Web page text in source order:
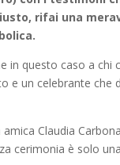
rifai una
in questo caso a chi
e un celebrante che
Claudia
cerimonia è solo